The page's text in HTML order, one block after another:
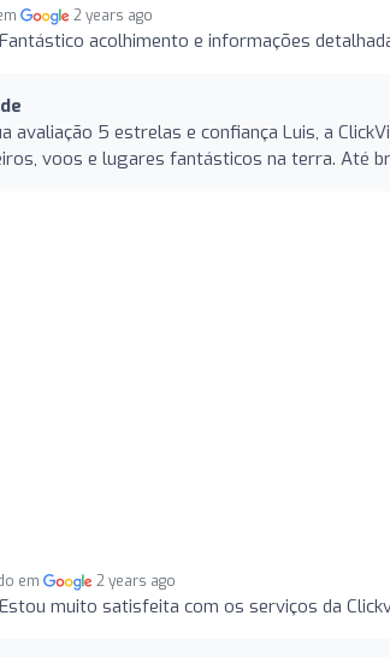
2 years ago
Fantástico acolhimento e informações
avaliação 5 estrelas e confiança Luis, a
voos e lugares fantásticos na terra. Até
em 2 years ago
Estou muito satisfeita com os serviços da